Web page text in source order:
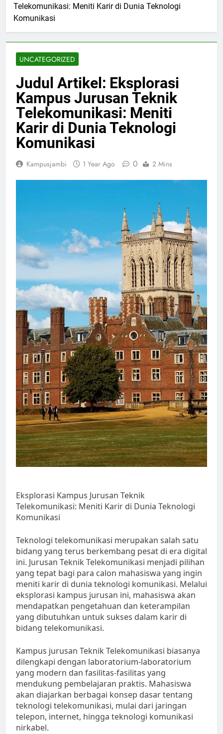
Telekomunikasi: Meniti Karir di Dunia Teknologi
Komunikasi
UNCATEGORIZED
Judul Artikel: Eksplorasi
Kampus Jurusan Teknik
Telekomunikasi: Meniti
Karir di Dunia Teknologi
Komunikasi
Kampusjambi 1 Year Ago 0 2 Mins
Eksplorasi Kampus Jurusan Teknik
Telekomunikasi: Meniti Karir di Dunia Teknologi
Komunikasi
Teknologi telekomunikasi merupakan salah satu
bidang yang terus berkembang pesat di era digital
ini. Jurusan Teknik Telekomunikasi menjadi pilihan
yang tepat bagi para calon mahasiswa yang ingin
meniti karir di dunia teknologi komunikasi. Melalui
eksplorasi kampus jurusan ini, mahasiswa akan
mendapatkan pengetahuan dan keterampilan
yang dibutuhkan untuk sukses dalam karir di
bidang telekomunikasi.
Kampus jurusan Teknik Telekomunikasi biasanya
dilengkapi dengan laboratorium-laboratorium
yang modern dan fasilitas-fasilitas yang
mendukung pembelajaran praktis. Mahasiswa
akan diajarkan berbagai konsep dasar tentang
teknologi telekomunikasi, mulai dari jaringan
telepon, internet, hingga teknologi komunikasi
nirkabel.